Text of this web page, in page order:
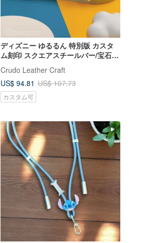
ディズニー ゆるるん 特別版 カスタ
ム刻印 スクエアスチールバー/宝石ブ
レスレット (4色)
Crudo Leather Craft
US$ 94.81 US$ 107.73
カスタム可